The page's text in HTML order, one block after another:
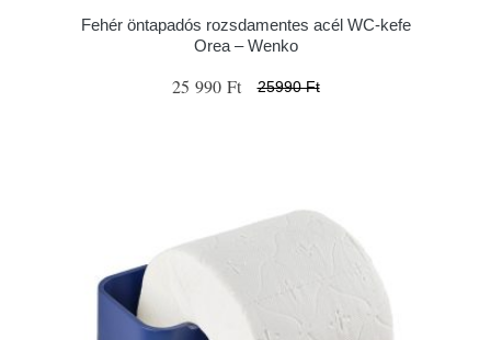
Fehér öntapadós rozsdamentes acél WC-kefe
Orea – Wenko
25 990 Ft 25990 Ft